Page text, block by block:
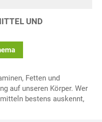
UND
Fetten und
auf unseren Körper. Wer
bestens auskennt,